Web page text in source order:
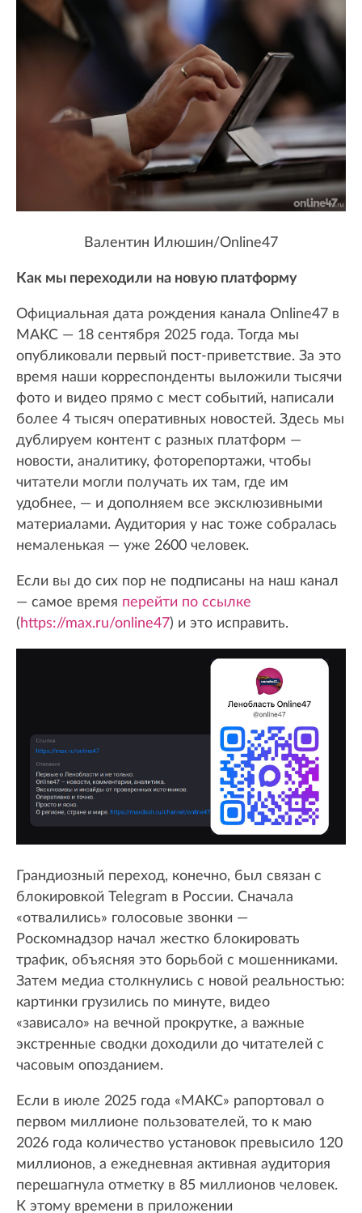
Валентин Илюшин/Online47
Как мы переходили на новую платформу
Официальная дата рождения канала Online47 в
МАКС — 18 сентября 2025 года. Тогда мы
опубликовали первый пост-приветствие. За это
время наши корреспонденты выложили тысячи
фото и видео прямо с мест событий, написали
более 4 тысяч оперативных новостей. Здесь мы
дублируем контент с разных платформ —
новости, аналитику, фоторепортажи, чтобы
читатели могли получать их там, где им
удобнее, — и дополняем все эксклюзивными
материалами. Аудитория у нас тоже собралась
немаленькая — уже 2600 человек.
Если вы до сих пор не подписаны на наш канал
— самое время перейти по ссылке
(https://max.ru/online47) и это исправить.
Грандиозный переход, конечно, был связан с
блокировкой Telegram в России. Сначала
«отвалились» голосовые звонки —
Роскомнадзор начал жестко блокировать
трафик, объясняя это борьбой с мошенниками.
Затем медиа столкнулись с новой реальностью:
картинки грузились по минуте, видео
«зависало» на вечной прокрутке, а важные
экстренные сводки доходили до читателей с
часовым опозданием.
Если в июле 2025 года «МАКС» рапортовал о
первом миллионе пользователей, то к маю
2026 года количество установок превысило 120
миллионов, а ежедневная активная аудитория
перешагнула отметку в 85 миллионов человек.
К этому времени в приложении